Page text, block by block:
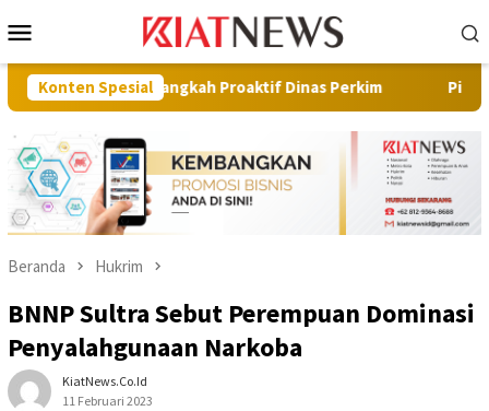
ke
Mobile
Konten Spesial
Langkah Proaktif Dinas Perkim Pilot Project,
Beranda Hukrim
BNNP Sultra Sebut Perempuan Dominasi
Penyalahgunaan Narkoba
KiatNews.co.id
11 Februari 2023